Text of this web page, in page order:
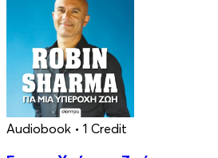
Audiobook • 1 Credit